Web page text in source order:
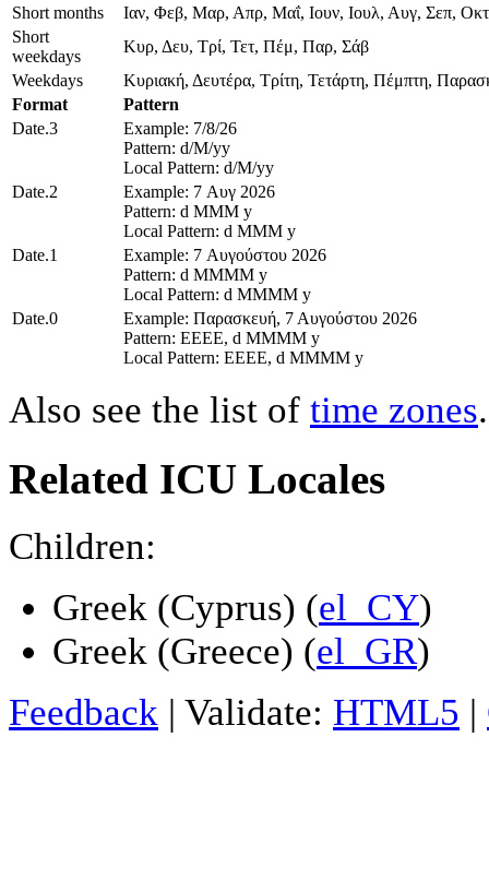
Short months
Ιαν, Φεβ, Μαρ, Απρ, Μαΐ, Ιουν, Ιουλ, Αυγ, Σεπ,
Short
weekdays
Κυρ, Δευ, Τρί, Τετ, Πέμ, Παρ, Σάβ
Weekdays
Κυριακή, Δευτέρα, Τρίτη, Τετάρτη, Πέμπτη,
Format
Pattern
Date.3
Example: 7/8/26
Pattern: d/M/yy
Local Pattern: d/M/yy
Date.2
Example: 7 Αυγ 2026
Pattern: d MMM y
Local Pattern: d MMM y
Date.1
Example: 7 Αυγούστου 2026
Pattern: d MMMM y
Local Pattern: d MMMM y
Date.0
Example: Παρασκευή, 7 Αυγούστου 2026
Pattern: EEEE, d MMMM y
Local Pattern: EEEE, d MMMM y
Also see the list of time zones.
Related ICU Locales
Children:
Greek (Cyprus) (el_CY)
Greek (Greece) (el_GR)
Feedback | Validate: HTML5 |